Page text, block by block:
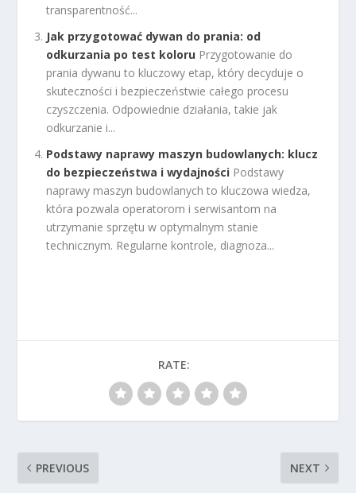
transparentność...
Jak przygotować dywan do prania: od
odkurzania po test koloru Przygotowanie do
prania dywanu to kluczowy etap, który decyduje o
skuteczności i bezpieczeństwie całego procesu
czyszczenia. Odpowiednie działania, takie jak
odkurzanie i...
Podstawy naprawy maszyn budowlanych: klucz
do bezpieczeństwa i wydajności Podstawy
naprawy maszyn budowlanych to kluczowa wiedza,
która pozwala operatorom i serwisantom na
utrzymanie sprzętu w optymalnym stanie
technicznym. Regularne kontrole, diagnoza...
RATE:
PREVIOUS NEXT